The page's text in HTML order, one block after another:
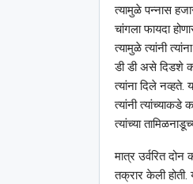
त्यामुळे पन्नास
चांगला फायदा
त्यामुळे त्यांनी
डी डी असे दिडशे
त्यांना दिले नव्हते.
त्यांनी त्यांच्याकडे
त्यांच्या
मात्र उर्वरित
तक्रार केली होती.